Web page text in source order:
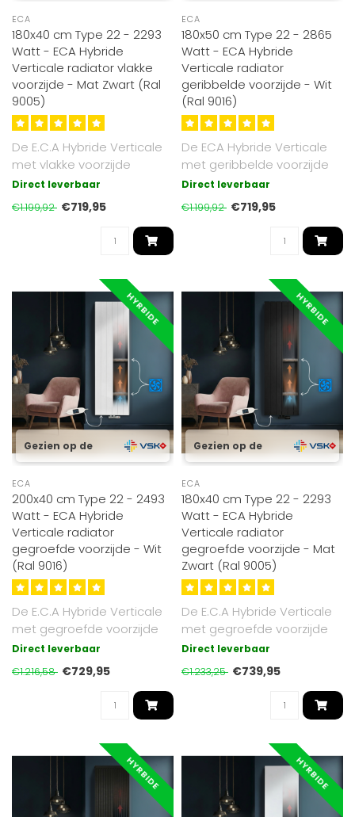
ECA
180x40 cm Type 22 - 2293
Watt - ECA Hybride
Verticale radiator vlakke
voorzijde - Mat Zwart (Ral
9005)
De E.C.A Hybride Verticale
met vlakke voorzijde
radiator combineert
stralingswar..
Direct leverbaar
€1.199,92 €719,95
ECA
180x50 cm Type 22 - 2865
Watt - ECA Hybride
Verticale radiator
geribbelde voorzijde - Wit
(Ral 9016)
De ECA Hybride Verticale
met geribbelde voorzijde
radiator combineert
stralingsw..
Direct leverbaar
€1.199,92 €719,95
HYRBIDE
Gezien op de
ECA
200x40 cm Type 22 - 2493
Watt - ECA Hybride
Verticale radiator
gegroefde voorzijde - Wit
(Ral 9016)
De E.C.A Hybride Verticale
met gegroefde voorzijde
radiator combineert
stralings..
Direct leverbaar
€1.216,58 €729,95
HYRBIDE
Gezien op de
ECA
180x40 cm Type 22 - 2293
Watt - ECA Hybride
Verticale radiator
gegroefde voorzijde - Mat
Zwart (Ral 9005)
De E.C.A Hybride Verticale
met gegroefde voorzijde
radiator combineert
Direct leverbaar
€1.233,25 €739,95
HYRBIDE HYRBIDE